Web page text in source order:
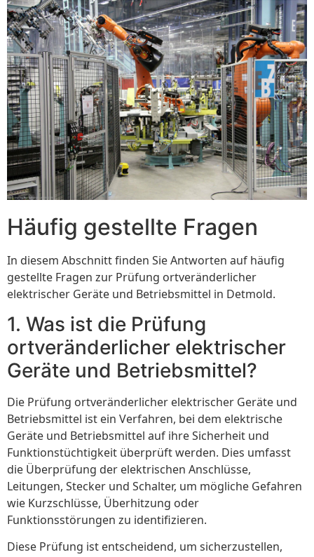
Häufig gestellte Fragen
In diesem Abschnitt finden Sie Antworten auf häufig
gestellte Fragen zur Prüfung ortveränderlicher
elektrischer Geräte und Betriebsmittel in Detmold.
1. Was ist die Prüfung
ortveränderlicher elektrischer
Geräte und Betriebsmittel?
Die Prüfung ortveränderlicher elektrischer Geräte und
Betriebsmittel ist ein Verfahren, bei dem elektrische
Geräte und Betriebsmittel auf ihre Sicherheit und
Funktionstüchtigkeit überprüft werden. Dies umfasst
die Überprüfung der elektrischen Anschlüsse,
Leitungen, Stecker und Schalter, um mögliche Gefahren
wie Kurzschlüsse, Überhitzung oder
Funktionsstörungen zu identifizieren.
Diese Prüfung ist entscheidend, um sicherzustellen,